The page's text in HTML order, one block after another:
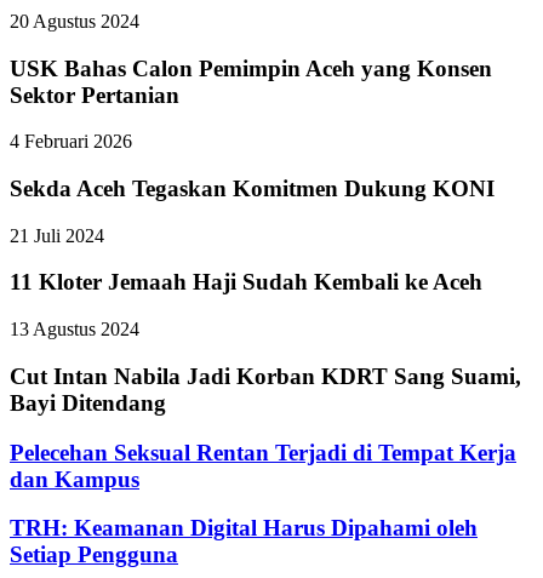
20 Agustus 2024
USK Bahas Calon Pemimpin Aceh yang Konsen
Sektor Pertanian
4 Februari 2026
Sekda Aceh Tegaskan Komitmen Dukung KONI
21 Juli 2024
11 Kloter Jemaah Haji Sudah Kembali ke Aceh
13 Agustus 2024
Cut Intan Nabila Jadi Korban KDRT Sang Suami,
Bayi Ditendang
Pelecehan Seksual Rentan Terjadi di Tempat Kerja
dan Kampus
TRH: Keamanan Digital Harus Dipahami oleh
Setiap Pengguna